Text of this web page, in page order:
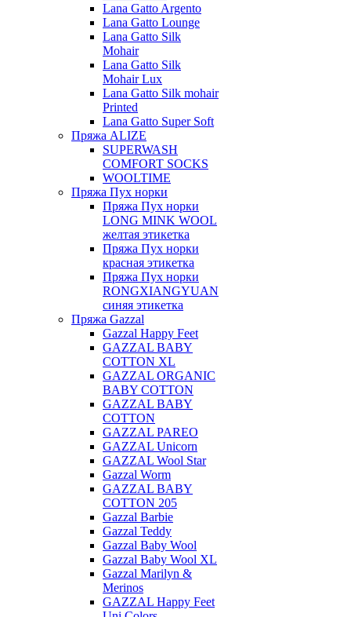
Lana Gatto Argento
Lana Gatto Lounge
Lana Gatto Silk
Mohair
Lana Gatto Silk
Mohair Lux
Lana Gatto Silk mohair
Printed
Lana Gatto Super Soft
Пряжа ALIZE
SUPERWASH
COMFORT SOCKS
WOOLTIME
Пряжа Пух норки
Пряжа Пух норки
LONG MINK WOOL
желтая этикетка
Пряжа Пух норки
красная этикетка
Пряжа Пух норки
RONGXIANGYUAN
синяя этикетка
Пряжа Gazzal
Gazzal Happy Feet
GAZZAL BABY
COTTON XL
GAZZAL ORGANIC
BABY COTTON
GAZZAL BABY
COTTON
GAZZAL PAREO
GAZZAL Unicorn
GAZZAL Wool Star
Gazzal Worm
GAZZAL BABY
COTTON 205
Gazzal Barbie
Gazzal Teddy
Gazzal Baby Wool
Gazzal Baby Wool XL
Gazzal Marilyn &
Merinos
GAZZAL Happy Feet